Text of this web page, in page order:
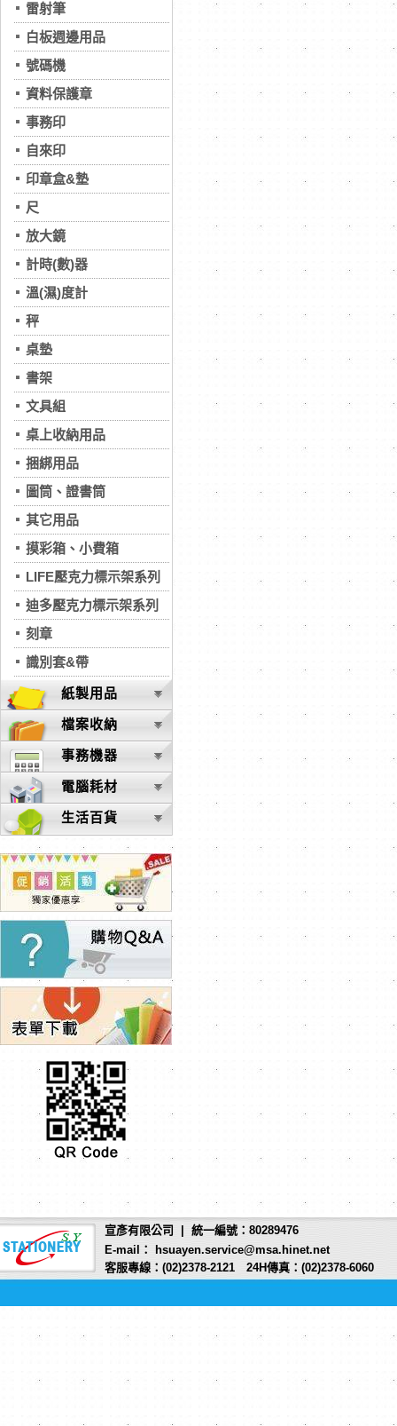
雷射筆
白板週邊用品
號碼機
資料保護章
事務印
自來印
印章盒&墊
尺
放大鏡
計時(數)器
溫(濕)度計
秤
桌墊
書架
文具組
桌上收納用品
捆綁用品
圖筒、證書筒
其它用品
摸彩箱、小費箱
LIFE壓克力標示架系列
迪多壓克力標示架系列
刻章
識別套&帶
紙製用品
檔案收納
事務機器
電腦耗材
生活百貨
宣彥有限公司 | 統一編號：80289476
E-mail： hsuayen.service@msa.hinet.net
客服專線：(02)2378-2121 24H傳真：(02)2378-6060